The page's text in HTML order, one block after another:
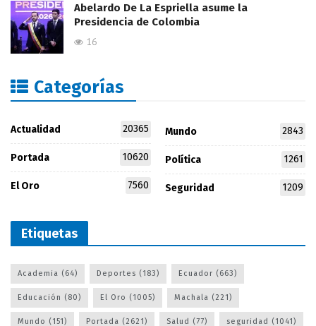
Abelardo De La Espriella asume la
Presidencia de Colombia
16
Categorías
Actualidad 20365
Portada 10620
El Oro 7560
Mundo 2843
Política 1261
Seguridad 1209
Etiquetas
Academia (64) Deportes (183) Ecuador (663)
Educación (80) El Oro (1005) Machala (221)
Mundo (151) Portada (2621) Salud (77) seguridad (1041)